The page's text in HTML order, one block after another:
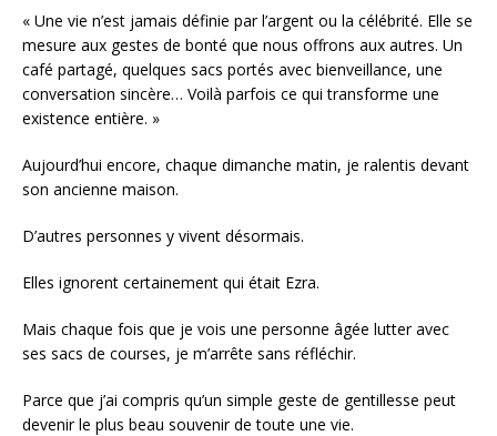
« Une vie n’est jamais définie par l’argent ou la célébrité. Elle se
mesure aux gestes de bonté que nous offrons aux autres. Un
café partagé, quelques sacs portés avec bienveillance, une
conversation sincère… Voilà parfois ce qui transforme une
existence entière. »
Aujourd’hui encore, chaque dimanche matin, je ralentis devant
son ancienne maison.
D’autres personnes y vivent désormais.
Elles ignorent certainement qui était Ezra.
Mais chaque fois que je vois une personne âgée lutter avec
ses sacs de courses, je m’arrête sans réfléchir.
Parce que j’ai compris qu’un simple geste de gentillesse peut
devenir le plus beau souvenir de toute une vie.